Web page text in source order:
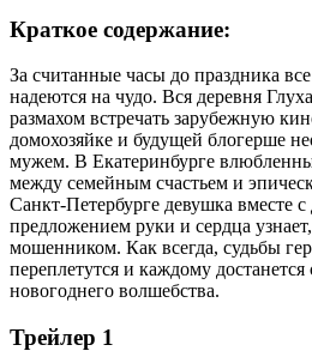
Краткое содержание:
За считанные часы до праздника
надеются на чудо. Вся деревня
размахом встречать зарубежную
домохозяйке и будущей блогерше
мужем. В Екатеринбурге
между семейным счастьем и
Санкт-Петербурге девушка вместе
предложением руки и сердца
мошенником. Как всегда, судьбы
переплетутся и каждому достанется
новогоднего волшебства.
Трейлер 1